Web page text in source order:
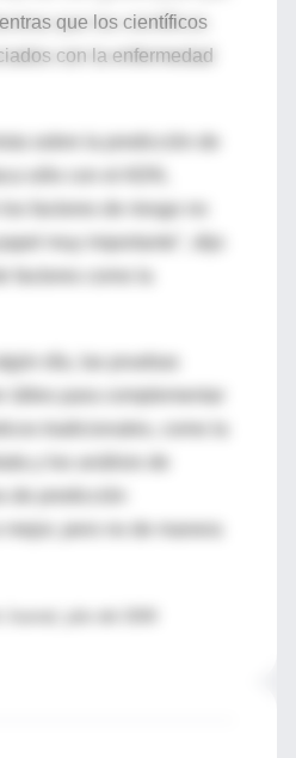
que los científicos
con la enfermedad
factores de riesgo no
muy importante", dijo
día, las pruebas
útiles para complementar
tradicionales, como la
de predicción